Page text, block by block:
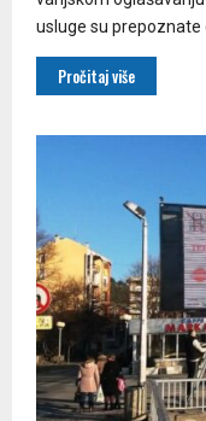
usluge su prepoznate
Pročitaj više